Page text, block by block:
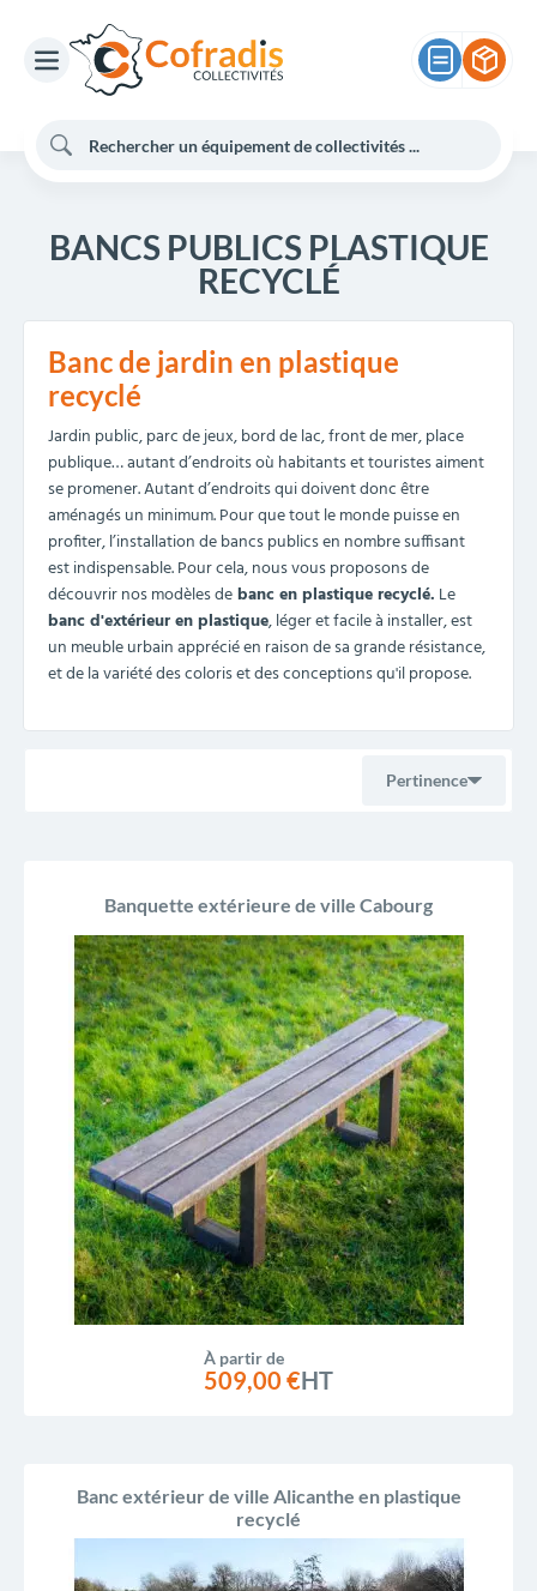
BANCS PUBLICS PLASTIQUE
RECYCLÉ
Banc de jardin en plastique
recyclé
Jardin public, parc de jeux, bord de lac, front de mer, place
publique… autant d’endroits où habitants et touristes aiment
se promener. Autant d’endroits qui doivent donc être
aménagés un minimum. Pour que tout le monde puisse en
profiter, l’installation de bancs publics en nombre suffisant
est indispensable. Pour cela, nous vous proposons de
découvrir nos modèles debanc en plastique recyclé. Le
banc d'extérieur en plastique, léger et facile à installer, est
un meuble urbain apprécié en raison de sa grande résistance,
et de la variété des coloris et des conceptions qu'il propose.
Pertinence
Pertinence
Nom, A à Z
Nom, Z à A
Prix, croissant
Prix, décroissant
Reference, A to Z
Reference, Z to A
Banquette extérieure de ville Cabourg
À partir de
509,00 €HT
Banc extérieur de ville Alicanthe en plastique
recyclé